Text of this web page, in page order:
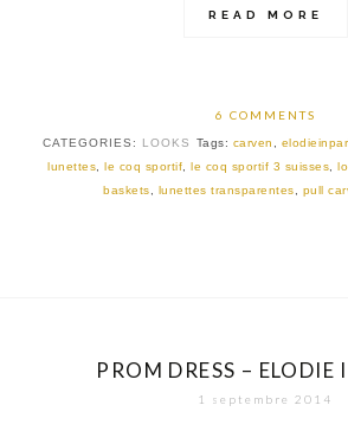
READ MORE
6 COMMENTS
CATEGORIES: LOOKS Tags: carven
lunettes ,le coq sportif ,le coq sportif 3 suisses ,
baskets
lunettes transparentes pull
PROM DRESS – ELODIE
1 septembre 2014